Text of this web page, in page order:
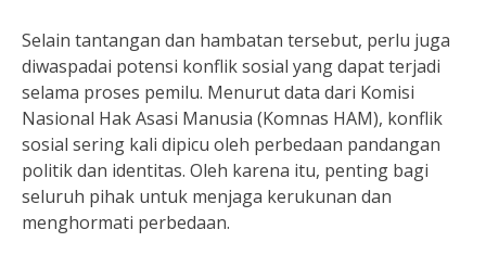
Selain tantangan dan hambatan tersebut, perlu juga
diwaspadai potensi konflik sosial yang dapat terjadi
selama proses pemilu. Menurut data dari Komisi
Nasional Hak Asasi Manusia (Komnas HAM), konflik
sosial sering kali dipicu oleh perbedaan pandangan
politik dan identitas. Oleh karena itu, penting bagi
seluruh pihak untuk menjaga kerukunan dan
menghormati perbedaan.